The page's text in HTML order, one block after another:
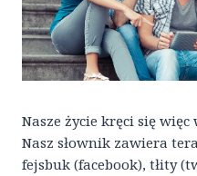
Nasze życie kręci się więc
Nasz słownik zawiera
fejsbuk (facebook), tłity